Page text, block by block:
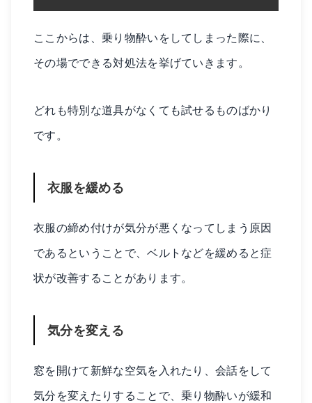
ここからは、乗り物酔いをしてしまった際に、
その場でできる対処法を挙げていきます。
どれも特別な道具がなくても試せるものばかり
です。
衣服を緩める
衣服の締め付けが気分が悪くなってしまう原因
であるということで、ベルトなどを緩めると症
状が改善することがあります。
気分を変える
窓を開けて新鮮な空気を入れたり、会話をして
気分を変えたりすることで、乗り物酔いが緩和